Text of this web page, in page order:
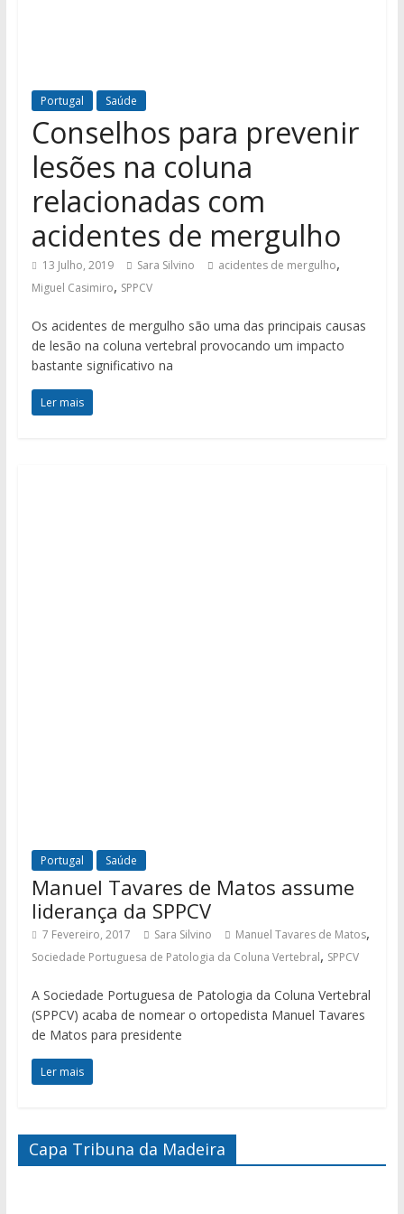
Portugal Saúde
Conselhos para prevenir
lesões na coluna
relacionadas com
acidentes de mergulho
13 Julho, 2019 Sara Silvino acidentes de mergulho,
Miguel Casimiro, SPPCV
Os acidentes de mergulho são uma das principais causas
de lesão na coluna vertebral provocando um impacto
bastante significativo na
Ler mais
Portugal Saúde
Manuel Tavares de Matos assume
liderança da SPPCV
7 Fevereiro, 2017 Sara Silvino Manuel Tavares de Matos,
Sociedade Portuguesa de Patologia da Coluna Vertebral, SPPCV
A Sociedade Portuguesa de Patologia da Coluna Vertebral
(SPPCV) acaba de nomear o ortopedista Manuel Tavares
de Matos para presidente
Ler mais
Capa Tribuna da Madeira